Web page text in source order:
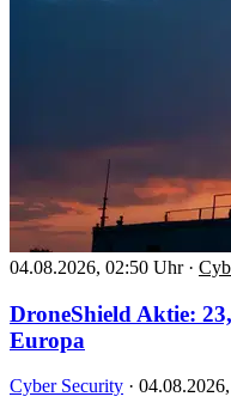
04.08.2026, 02:50 Uhr ·
DroneShield Aktie:
Europa
Cyber Security ·